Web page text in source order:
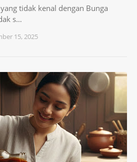
tidak kenal dengan Bunga
s…
15, 2025